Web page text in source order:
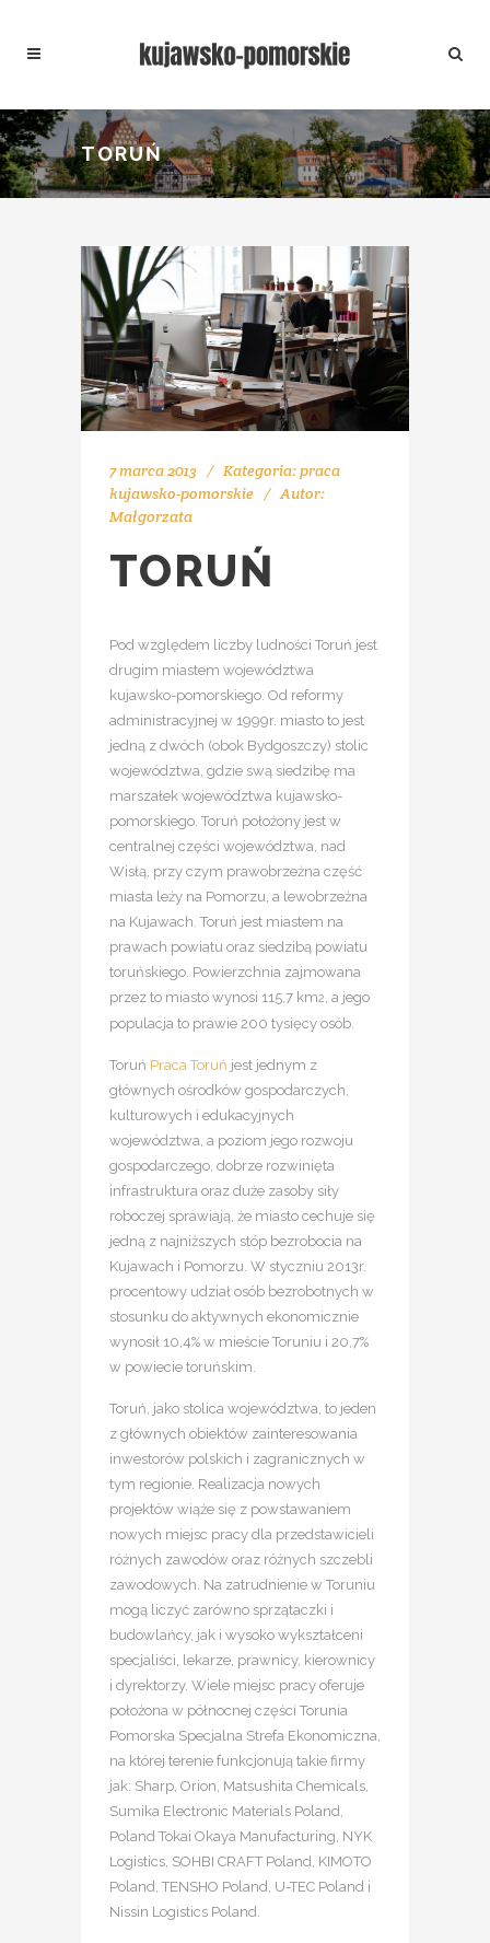
TORUŃ
7 marca 2013 Kategoria:praca
kujawsko-pomorskie
Autor:
Małgorzata
TORUŃ
Pod względem liczby ludności Toruń jest
drugim miastem województwa
kujawsko-pomorskiego. Od reformy
administracyjnej w 1999r. miasto to jest
jedną z dwóch (obok Bydgoszczy) stolic
województwa, gdzie swą siedzibę ma
marszałek województwa kujawsko-
pomorskiego. Toruń położony jest w
centralnej części województwa, nad
Wisłą, przy czym prawobrzeżna część
miasta leży na Pomorzu, a lewobrzeżna
na Kujawach. Toruń jest miastem na
prawach powiatu oraz siedzibą powiatu
toruńskiego. Powierzchnia zajmowana
przez to miasto wynosi 115,7 km2 , a jego
populacja to prawie 200 tysięcy osób.
Toruń Praca Toruń jest jednym z
głównych ośrodków gospodarczych,
kulturowych i edukacyjnych
województwa, a poziom jego rozwoju
gospodarczego, dobrze rozwinięta
infrastruktura oraz duże zasoby siły
roboczej sprawiają, że miasto cechuje się
jedną z najniższych stóp bezrobocia na
Kujawach i Pomorzu. W styczniu 2013r.
procentowy udział osób bezrobotnych w
stosunku do aktywnych ekonomicznie
wynosił 10,4% w mieście Toruniu i 20,7%
w powiecie toruńskim.
Toruń, jako stolica województwa, to jeden
z głównych obiektów zainteresowania
inwestorów polskich i zagranicznych w
tym regionie. Realizacja nowych
projektów wiąże się z powstawaniem
nowych miejsc pracy dla przedstawicieli
różnych zawodów oraz różnych szczebli
zawodowych. Na zatrudnienie w Toruniu
mogą liczyć zarówno sprzątaczki i
budowlańcy, jak i wysoko wykształceni
specjaliści, lekarze, prawnicy, kierownicy
i dyrektorzy. Wiele miejsc pracy oferuje
położona w północnej części Torunia
Pomorska Specjalna Strefa Ekonomiczna,
na której terenie funkcjonują takie firmy
jak: Sharp, Orion, Matsushita Chemicals,
Sumika Electronic Materials Poland,
Poland Tokai Okaya Manufacturing, NYK
Logistics, SOHBI CRAFT Poland, KIMOTO
Poland, TENSHO Poland, U-TEC Poland i
Nissin Logistics Poland.